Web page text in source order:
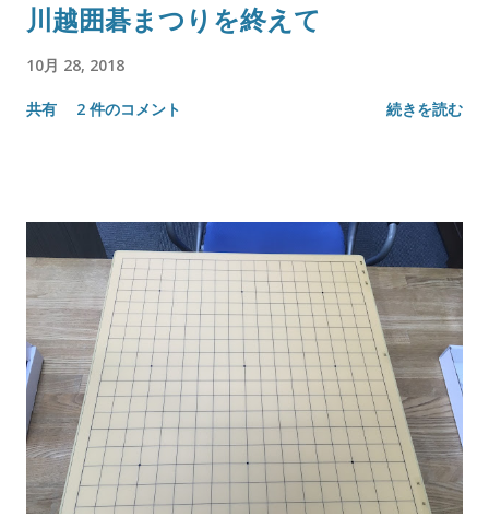
川越囲碁まつりを終えて
10月 28, 2018
共有 2 件のコメント 続きを読む